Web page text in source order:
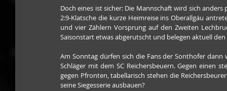
Doch eines ist sicher: Die Mannschaft wird sich
2:9-Klatsche die kurze Heimreise ins Oberallgäu
und vier Zählern Vorsprung auf den Zweiten
Saisonstart etwas abgerutscht und belegen aktuell
Am Sonntag dürfen sich die Fans der Sonthofer
Schläger mit dem SC Reichersbeuern. Gegen einen
gegen Pfronten, tabellarisch stehen die
seine Siegesserie ausbauen?